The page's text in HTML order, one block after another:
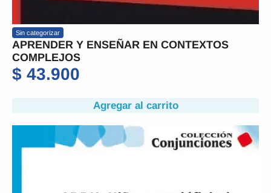
Sin categorizar
APRENDER Y ENSEÑAR EN CONTEXTOS
COMPLEJOS
$ 43.900
Agregar al carrito